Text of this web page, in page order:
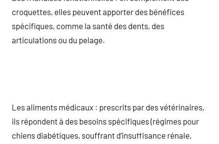
croquettes, elles peuvent apporter des bénéfices
spécifiques, comme la santé des dents, des
articulations ou du pelage.
Les aliments médicaux : prescrits par des vétérinaires,
ils répondent à des besoins spécifiques (régimes pour
chiens diabétiques, souffrant d’insuffisance rénale,